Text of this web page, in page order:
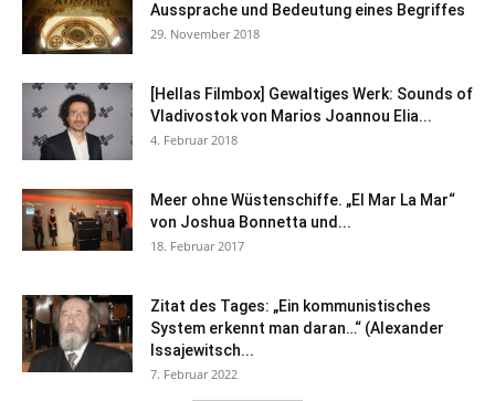
Aussprache und Bedeutung eines Begriffes
29. November 2018
[Hellas Filmbox] Gewaltiges Werk: Sounds of
Vladivostok von Marios Joannou Elia...
4. Februar 2018
Meer ohne Wüstenschiffe. „El Mar La Mar“
von Joshua Bonnetta und...
18. Februar 2017
Zitat des Tages: „Ein kommunistisches
System erkennt man daran…“ (Alexander
Issajewitsch...
7. Februar 2022